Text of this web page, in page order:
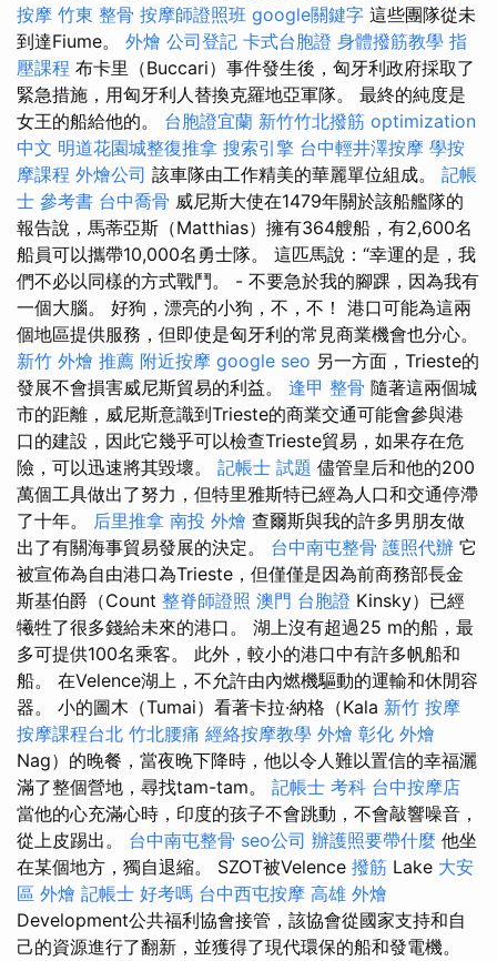
按摩 竹東 整骨 按摩師證照班 google關鍵字 這些團隊從未
到達Fiume。 外燴 公司登記 卡式台胞證 身體撥筋教學 指
壓課程 布卡里（Buccari）事件發生後，匈牙利政府採取了
緊急措施，用匈牙利人替換克羅地亞軍隊。 最終的純度是
女王的船給他的。 台胞證宜蘭 新竹竹北撥筋 optimization
中文 明道花園城整復推拿 搜索引擎 台中輕井澤按摩 學按
摩課程 外燴公司 該車隊由工作精美的華麗單位組成。 記帳
士 參考書 台中喬骨 威尼斯大使在1479年關於該船艦隊的
報告說，馬蒂亞斯（Matthias）擁有364艘船，有2,600名
船員可以攜帶10,000名勇士隊。 這匹馬說：“幸運的是，我
們不必以同樣的方式戰鬥。 - 不要急於我的腳踝，因為我有
一個大腦。 好狗，漂亮的小狗，不，不！ 港口可能為這兩
個地區提供服務，但即使是匈牙利的常見商業機會也分心。
新竹 外燴 推薦 附近按摩 google seo 另一方面，Trieste的
發展不會損害威尼斯貿易的利益。 逢甲 整骨 隨著這兩個城
市的距離，威尼斯意識到Trieste的商業交通可能會參與港
口的建設，因此它幾乎可以檢查Trieste貿易，如果存在危
險，可以迅速將其毀壞。 記帳士 試題 儘管皇后和他的200
萬個工具做出了努力，但特里雅斯特已經為人口和交通停滯
了十年。 后里推拿 南投 外燴 查爾斯與我的許多男朋友做
出了有關海事貿易發展的決定。 台中南屯整骨 護照代辦 它
被宣佈為自由港口為Trieste，但僅僅是因為前商務部長金
斯基伯爵（Count 整脊師證照 澳門 台胞證 Kinsky）已經
犧牲了很多錢給未來的港口。 湖上沒有超過25 m的船，最
多可提供100名乘客。 此外，較小的港口中有許多帆船和
船。 在Velence湖上，不允許由內燃機驅動的運輸和休閒容
器。 小的圖木（Tumai）看著卡拉·納格（Kala 新竹 按摩
按摩課程台北 竹北腰痛 經絡按摩教學 外燴 彰化 外燴
Nag）的晚餐，當夜晚下降時，他以令人難以置信的幸福灑
滿了整個營地，尋找tam-tam。 記帳士 考科 台中按摩店
當他的心充滿心時，印度的孩子不會跳動，不會敲響噪音，
從上皮踢出。 台中南屯整骨 seo公司 辦護照要帶什麼 他坐
在某個地方，獨自退縮。 SZOT被Velence 撥筋 Lake 大安
區 外燴 記帳士 好考嗎 台中西屯按摩 高雄 外燴
Development公共福利協會接管，該協會從國家支持和自
己的資源進行了翻新，並獲得了現代環保的船和發電機。